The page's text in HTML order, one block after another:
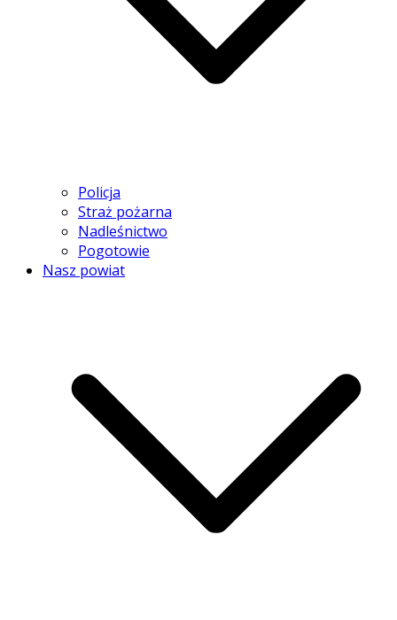
Policja
Straż pożarna
Nadleśnictwo
Pogotowie
Nasz powiat